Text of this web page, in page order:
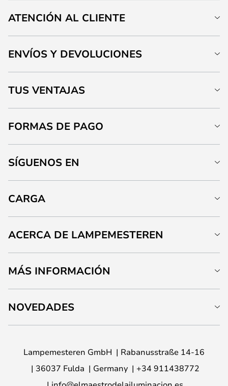
ATENCIÓN AL CLIENTE
ENVÍOS Y DEVOLUCIONES
TUS VENTAJAS
FORMAS DE PAGO
SÍGUENOS EN
CARGA
ACERCA DE LAMPEMESTEREN
MÁS INFORMACIÓN
NOVEDADES
Lampemesteren GmbH
Rabanusstraße 14-16
36037 Fulda
Germany
+34 911438772